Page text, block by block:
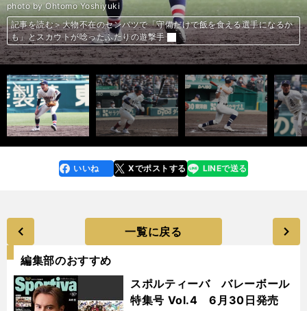
photo by Ohtomo Yoshiyuki
記事を読む＞スカウトの評価を覆す熱投。近江の二刀流・山田陽翔が繰り
上げ出場で見せた投手としての才
photo by Taguchi Yukihito
記事を読む＞大阪桐蔭・前田悠伍は入学後負けなしの救世主。「打たれる
わけがない、という気持ちは持っている」
photo by Ohtomo Yoshiyuki
記事を読む＞和歌山東の２回戦。浦和学院相手に「日本に勇気と元気を与
えるゲーム」で大波乱を起こせるか
photo by Ohtomo Yoshiyuki
記事を読む＞大阪桐蔭・海老根優大と鳴門・前田一輝のスケールに圧倒。
ロマン溢れる大器の対決は伝説の第一章か
photo by Ohtomo Yoshiyuki
記事を読む＞初戦で花巻東の佐々木麟太郎を圧倒、大会No.1右腕となる
か。市和歌山・米田天翼のすごさとは
photo by Ohtomo Yoshiyuki
記事を読む＞大物不在のセンバツで「守備だけで飯を食える選手になるか
も」とスカウトが唸ったふたりの遊撃手
photo by Ohtomo Yoshiyuki
記事を読む＞大物不在のセンバツで「守備だけで飯を食える選手になるか
も」とスカウトが唸ったふたりの遊撃手
photo by Ohtomo Yoshiyuki
記事を読む＞大阪桐蔭の主砲に國學院久我山の切り込み隊長が「絶対に倒
す」と挑戦状。中学時代のチームメイト対決が実現
photo by Ohtomo Yoshiyuki
記事を読む＞大阪桐蔭の主砲に國學院久我山の切り込み隊長が「絶対に倒
す」と挑戦状。中学時代のチームメイト対決が実現
photo by Ohtomo Yoshiyuki
記事を読む＞國學院久我山が「３本の矢」で初のベスト４。強力打線の大
阪桐蔭も「全員野球」で上回るか
photo by Ohtomo Yoshiyuki
記事を読む＞「今のままでは高校止まりで終わってしまう」。侍ジャパン
Ｕ-15の有望選手が甲子園で突きつけられた現実
photo by Ohtomo Yoshiyuki
記事を読む＞コロナ禍によりドラフト候補激減のセンバツで、「指名確
実」とスカウトが評価した３人の逸材
photo by Ohtomo Yoshiyuki
記事を読む＞花巻東・佐々木麟太郎ら注目の２年生スラッガー３人。スカ
ウトはどう評価したか？
photo by Ohtomo Yoshiyuki
記事を読む＞花巻東・佐々木麟太郎ら注目の２年生スラッガー３人。スカ
ウトはどう評価したか？
photo by Ohtomo Yoshiyuki
記事を読む＞花巻東・佐々木麟太郎ら注目の２年生スラッガー３人。スカ
ウトはどう評価したか？
photo by Ohtomo Yoshiyuki
記事を読む＞大会No.1投手は誰か。山本昌の「レジェンド・レポート」
2022センバツ編
photo by Ohtomo Yoshiyuki
記事を読む＞大会No.1投手は誰か。山本昌の「レジェンド・レポート」
2022センバツ編
photo by Ohtomo Yoshiyuki
記事を読む＞大会No.1投手は誰か。山本昌の「レジェンド・レポート」
2022センバツ編
photo by Ohtomo Yoshiyuki
記事を読む＞大会No.1投手は誰か。山本昌の「レジェンド・レポート」
2022センバツ編
photo by Ohtomo Yoshiyuki
記事を読む＞大会No.1投手は誰か。山本昌の「レジェンド・レポート」
2022センバツ編
photo by Ohtomo Yoshiyuki
記事を読む＞大会No.1投手は誰か。山本昌の「レジェンド・レポート」
2022センバツ編
photo by Ohtomo Yoshiyuki
記事を読む＞大会No.1投手は誰か。山本昌の「レジェンド・レポート」
2022センバツ編
photo by Ohtomo Yoshiyuki
記事を読む＞大会No.1投手は誰か。山本昌の「レジェンド・レポート」
2022センバツ編
photo by Ohtomo Yoshiyuki
記事を読む＞大会No.1投手は誰か。山本昌の「レジェンド・レポート」
2022センバツ編
photo by Ohtomo Yoshiyuki
記事を読む＞大会No.1投手は誰か。山本昌の「レジェンド・レポート」
2022センバツ編
photo by Ohtomo Yoshiyuki
記事を読む＞大会No.1投手は誰か。山本昌の「レジェンド・レポート」
2022センバツ編
photo by Ohtomo Yoshiyuki
記事を読む＞大会No.1投手は誰か。山本昌の「レジェンド・レポート」
2022センバツ編
前へ
faceboo
k
いいね Xでポストする
line LINEで送る
一覧に戻る
編集部のおすすめ
スポルティーバ バレーボール
特集号 Vol.4 6月30日発売